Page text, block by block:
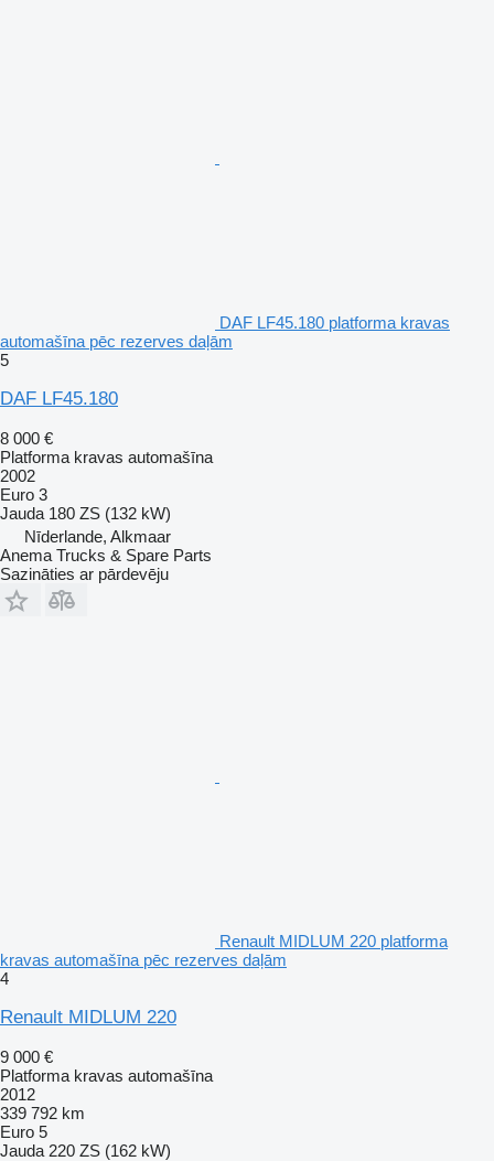
DAF LF45.180 platforma kravas
automašīna pēc rezerves daļām
5
DAF LF45.180
8 000 €
Platforma kravas automašīna
2002
Euro 3
Jauda 180 ZS (132 kW)
Nīderlande, Alkmaar
Anema Trucks & Spare Parts
Sazināties ar pārdevēju
Renault MIDLUM 220 platforma
kravas automašīna pēc rezerves daļām
4
Renault MIDLUM 220
9 000 €
Platforma kravas automašīna
2012
339 792 km
Euro 5
Jauda 220 ZS (162 kW)